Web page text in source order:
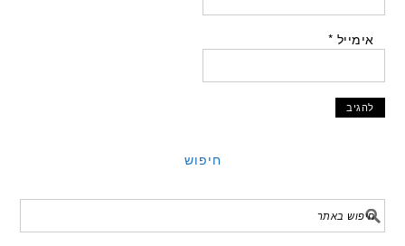
אימייל *
חיפוש